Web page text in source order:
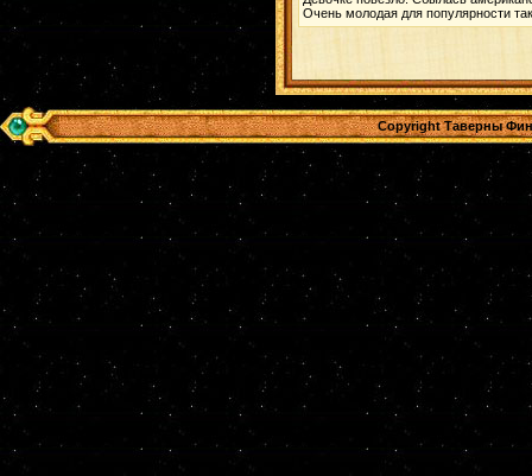
Очень молодая для популярности
Copyright Таверны